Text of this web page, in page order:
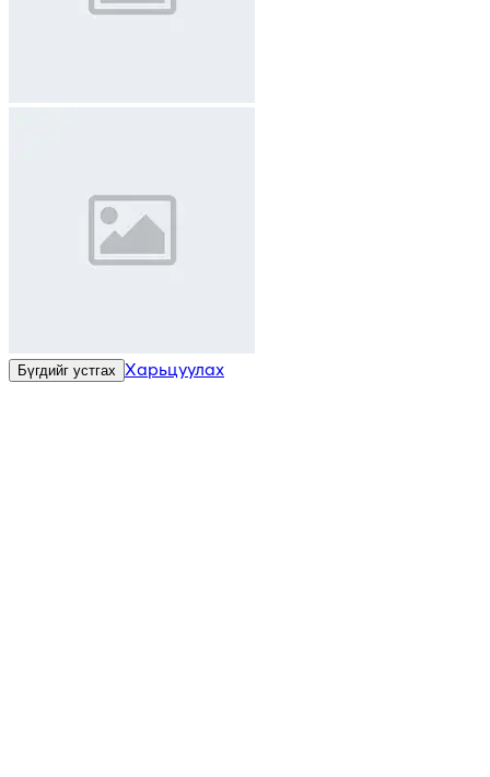
Бүгдийг устгах Харьцуулах